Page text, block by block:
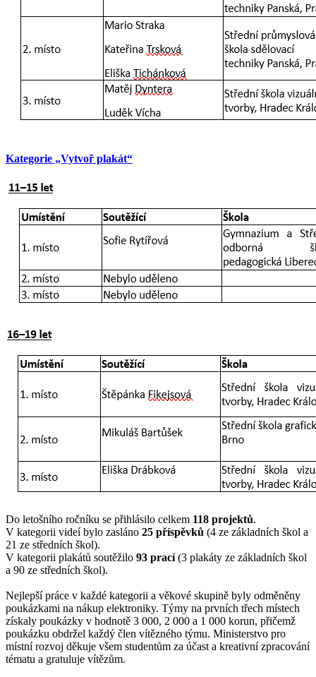
Kategorie „Vytvoř plakát“
Do letošního ročníku se přihlásilo celkem 118 projektů.
V kategorii videí bylo zasláno 25 příspěvků (4 ze základních škol a
21 ze středních škol).
V kategorii plakátů soutěžilo 93 prací(3 plakáty ze základních škol
a 90 ze středních škol).
Nejlepší práce v každé kategorii a věkové skupině byly odměněny
poukázkami na nákup elektroniky. Týmy na prvních třech místech
získaly poukázky v hodnotě 3 000, 2 000 a 1 000 korun, přičemž
poukázku obdržel každý člen vítězného týmu. Ministerstvo pro
místní rozvoj děkuje všem studentům za účast a kreativní zpracování
tématu a gratuluje vítězům.